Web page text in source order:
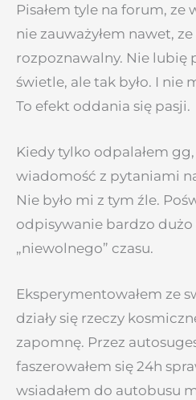
Pisałem tyle na forum,
nie zauważyłem nawet,
rozpoznawalny. Nie lubię
świetle, ale tak było. I nie
To efekt oddania się pasji.
Kiedy tylko odpalałem
wiadomość z pytaniami
Nie było mi z tym źle.
odpisywanie bardzo
„niewolnego” czasu.
Eksperymentowałem ze
działy się rzeczy
zapomnę. Przez
faszerowałem się 24h
wsiadałem do autobusu